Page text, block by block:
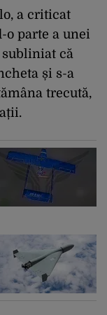
a criticat
o parte a unei
subliniat că
și s-a
trecută,